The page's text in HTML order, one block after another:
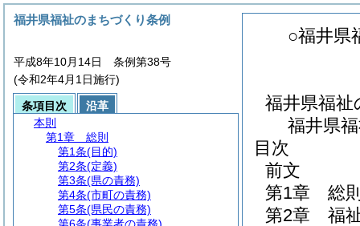
○福井県
福井県福
福井県
目次
前文
第1章
総
第2章
福
福井県福祉のまちづくり条例
平成8年10月14日 条例第38号
(令和2年4月1日施行)
条項目次
沿革
本則
第1章
総則
第1条(目的)
第2条(定義)
第3条(県の責務)
第4条(市町の責務)
第5条(県民の責務)